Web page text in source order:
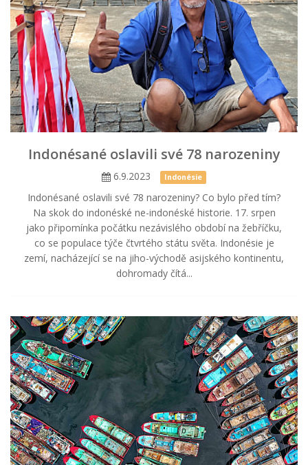
Indonésané oslavili své 78 narozeniny
6.9.2023 Indonésie
Indonésané oslavili své 78 narozeniny? Co bylo před tím?
Na skok do indonéské ne-indonéské historie. 17. srpen
jako připomínka počátku nezávislého období na žebříčku,
co se populace týče čtvrtého státu světa. Indonésie je
zemí, nacházející se na jiho-východě asijského kontinentu,
dohromady čítá...